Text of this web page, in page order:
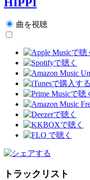
曲を視聴
トラックリスト